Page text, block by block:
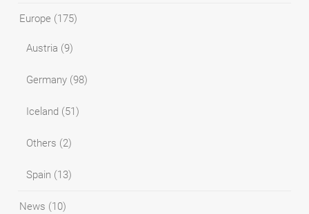
Europe (175)
Austria (9)
Germany (98)
Iceland (51)
Others (2)
Spain (13)
News (10)